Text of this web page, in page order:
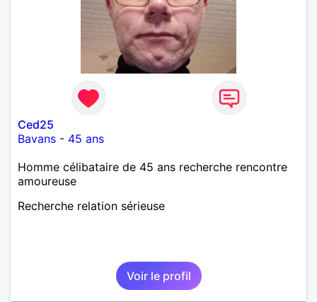
Ced25
Bavans - 45 ans
Homme célibataire de 45 ans recherche rencontre
amoureuse
Recherche relation sérieuse
Voir le profil